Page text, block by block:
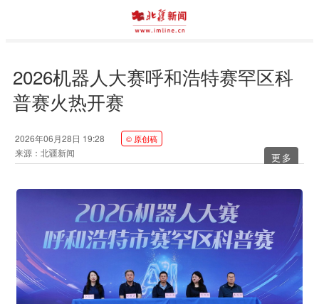
2026机器人大赛呼和浩特赛罕区科
普赛火热开赛
2026年06月28日 19:28
来源：北疆新闻
© 原创稿
更多